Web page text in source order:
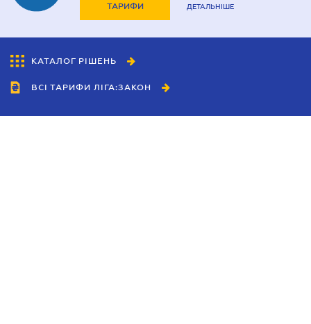
ТАРИФИ ДЕТАЛЬНІШЕ
КАТАЛОГ РІШЕНЬ
ВСІ ТАРИФИ ЛІГА:ЗАКОН